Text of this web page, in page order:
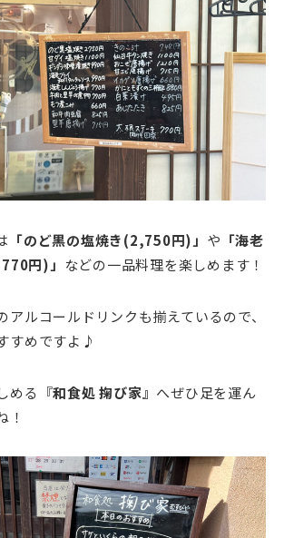
「のど黒の塩焼き(2,750円)」 や 「海老
円)」 などの一品料理を楽しめます！
アルコールドリンクも揃えているので、
すめですよ♪
める『和食処 掬び家』 へぜひ足を運ん
！